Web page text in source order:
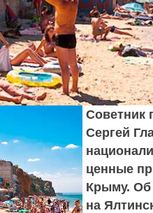
Советник
Сергей
ценные
Крыму. Об
на